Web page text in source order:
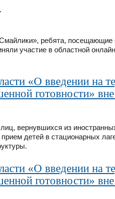
ребята, посещающие
участие в областной
«О введении на
готовности»
вернувшихся из
детей в стационарных
«О введении на
готовности»